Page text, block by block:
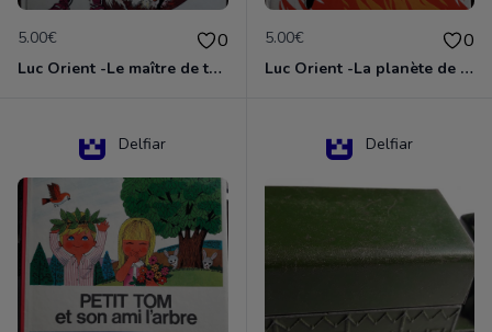
5.00€ 0
Luc Orient -Le maître de terango
5.00€ 0
Luc Orient -La planète de l'angoisse
Delfiar Delfiar